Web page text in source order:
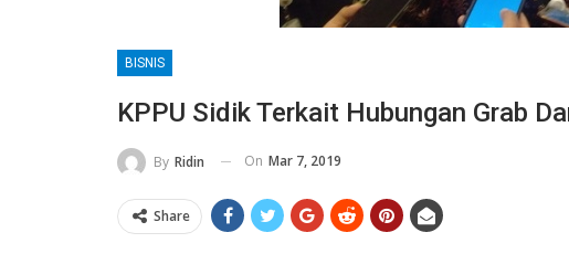
BISNIS
KPPU Sidik Terkait Hubungan Grab
By Ridin On Mar 7, 2019
Share